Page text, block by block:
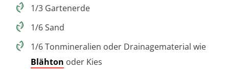
1/3 Gartenerde
1/6 Sand
1/6 Tonmineralien oder Drainagematerial wie
Blähton oder Kies